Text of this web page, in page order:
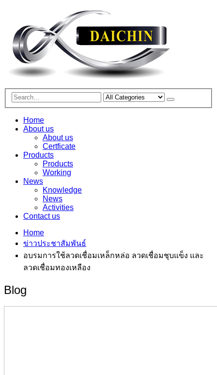
Home
About us
About us
Certficate
Products
Products
Working
News
Knowledge
News
Activities
Contact us
Home
ข่าวประชาสัมพันธ์
อบรมการใช้ลวดเชื่อมเหล็กหล่อ ลวดเชื่อมชุบแข็ง และ
ลวดเชื่อมทองเหลือง
Blog